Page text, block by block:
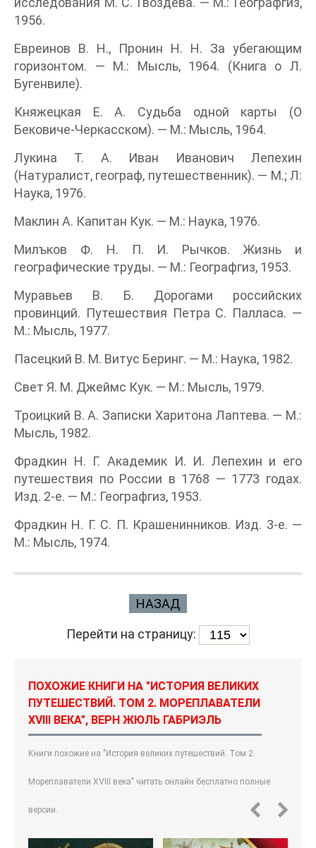
1956.
Евреинов В. Н., Пронин Н. Н. За убегающим
горизонтом. — М.: Мысль, 1964. (Книга о Л.
Бугенвиле).
Княжецкая Е. А. Судьба одной карты (О
Бековиче-Черкасском). — М.: Мысль, 1964.
Лукина Т. А. Иван Иванович Лепехин
(Натуралист, географ, путешественник). — М.; Л:
Наука, 1976.
Маклин А. Капитан Кук. — М.: Наука, 1976.
Милъков Ф. Н. П. И. Рычков. Жизнь и
географические труды. — М.: Географгиз, 1953.
Муравьев В. Б. Дорогами российских
провинций. Путешествия Петра С. Палласа. —
М.: Мысль, 1977.
Пасецкий В. М. Витус Беринг. — М.: Наука, 1982.
Свет Я. М. Джеймс Кук. — М.: Мысль, 1979.
Троицкий В. А. Записки Харитона Лаптева. — М.:
Мысль, 1982.
Фрадкин Н. Г. Академик И. И. Лепехин и его
путешествия по России в 1768 — 1773 годах.
Изд. 2-е. — М.: Географгиз, 1953.
Фрадкин Н. Г. С. П. Крашенинников. Изд. 3-е. —
М.: Мысль, 1974.
НАЗАД
Перейти на страницу:
ПОХОЖИЕ КНИГИ НА "ИСТОРИЯ ВЕЛИКИХ
ПУТЕШЕСТВИЙ. ТОМ 2. МОРЕПЛАВАТЕЛИ
XVIII ВЕКА", ВЕРН ЖЮЛЬ ГАБРИЭЛЬ
Книги похожие на "История великих путешествий. Том 2.
Мореплаватели XVIII века" читать онлайн бесплатно полные
версии.